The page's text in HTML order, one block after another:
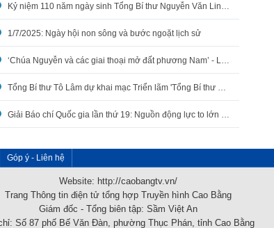
1/7/2025: Ngày hội non sông và bước ngoặt lịch sử
Góp ý - Liên hệ
Website: http://caobangtv.vn/
Trang Thông tin điện tử tổng hợp Truyền hình Cao Bằng
Giám đốc - Tổng biên tập: Sầm Việt An
Số 87 phố Bế Văn Đàn, phường Thục Phán, tỉnh Cao Bằng